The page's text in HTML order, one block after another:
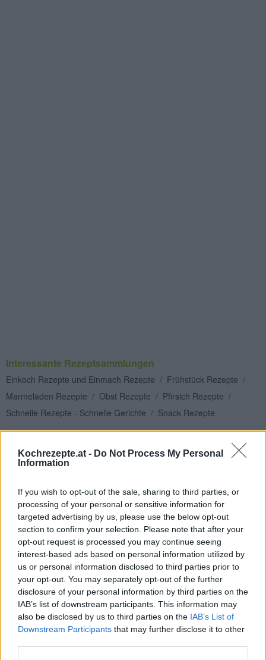
Kochrezepte.at - Do Not Process My Personal
Information
If you wish to opt-out of the sale, sharing to third parties, or
processing of your personal or sensitive information for
targeted advertising by us, please use the below opt-out
section to confirm your selection. Please note that after your
opt-out request is processed you may continue seeing
interest-based ads based on personal information utilized by
us or personal information disclosed to third parties prior to
your opt-out. You may separately opt-out of the further
disclosure of your personal information by third parties on the
IAB’s list of downstream participants. This information may
also be disclosed by us to third parties on the IAB’s List of
Downstream Participants that may further disclose it to other
Interessante Rezeptsammlungen
Einkoch Rezepte und Einmach Rezepte / Frühstück Rezepte /
Marmeladen Rezepte / Obst Rezepte / Pfirsich Rezepte /
Schnelle Rezepte - Schnelle Gerichte / Snack Rezepte
Top
Ähnliche Rezepte
Zwetschken-Marmelade
Preiselbeermarmelade mit Rotwein
Leicht
Leckeres Preiselbeergelee
Leicht
Melonen-Marmelade